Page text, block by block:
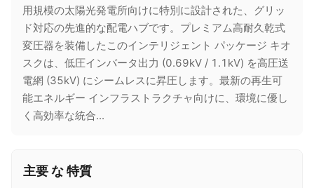
用規模の太陽光発電所向けに特別に設計された、グリッ
ド対応の先進的な配電ハブです。プレミアム高耐久乾式
変圧器を装備したこのインテリジェント パッケージ キオ
スクは、低圧インバータ出力 (0.69kV / 1.1kV) を高圧送
電網 (35kV) にシームレスに昇圧します。最新の再生可
能エネルギー インフラストラクチャ向けに、環境に優し
く高効率な統合...
主要 な 特質